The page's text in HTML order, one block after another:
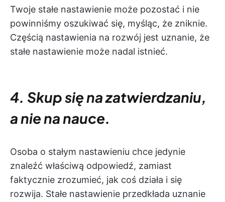
Twoje stałe nastawienie może pozostać i nie
powinniśmy oszukiwać się, myśląc, że zniknie.
Częścią nastawienia na rozwój jest uznanie, że
stałe nastawienie może nadal istnieć.
4. Skup się na zatwierdzaniu,
a nie na nauce.
Osoba o stałym nastawieniu chce jedynie
znaleźć właściwą odpowiedź, zamiast
faktycznie zrozumieć, jak coś działa i się
rozwija. Stałe nastawienie przedkłada uznanie